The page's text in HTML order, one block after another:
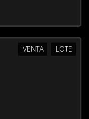
LOTE
VENTA